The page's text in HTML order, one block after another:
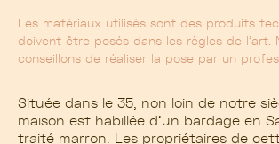
Les matériaux utilisés sont des produits
doivent être posés dans les règles de l’art.
conseillons de réaliser la pose par un
Située dans le 35, non loin de notre
maison est habillée d’un bardage en
traité marron. Les propriétaires de